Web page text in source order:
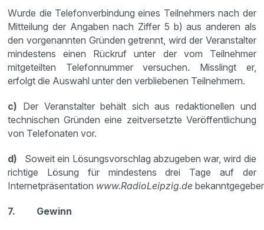
Wurde die Telefonverbindung eines Teilnehmers nach der
Mitteilung der Angaben nach Ziffer 5 b) aus anderen als
den vorgenannten Gründen getrennt, wird der Veranstalter
mindestens einen Rückruf unter der vom Teilnehmer
mitgeteilten Telefonnummer versuchen. Misslingt er,
erfolgt die Auswahl unter den verbliebenen Teilnehmern.
c) Der Veranstalter behält sich aus redaktionellen und
technischen Gründen eine zeitversetzte Veröffentlichung
von Telefonaten vor.
d) Soweit ein Lösungsvorschlag abzugeben war, wird die
richtige Lösung für mindestens drei Tage auf der
Internetpräsentation www.RadioLeipzig.de
7. Gewinn